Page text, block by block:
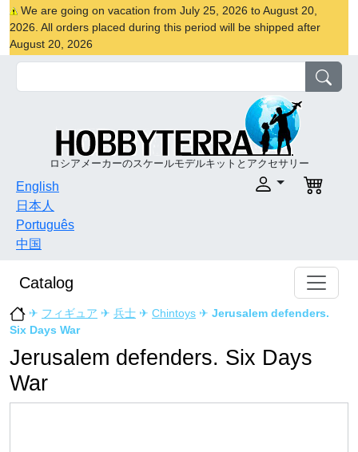
We are going on vacation from July 25, 2026 to August 20,
2026. All orders placed during this period will be shipped after
August 20, 2026
ロシアメーカーのスケールモデルキットとアクセサリー
English
日本人
Português
中国
Catalog
✈ フィギュア ✈ 兵士 ✈ Chintoys ✈ Jerusalem defenders.
Six Days War
Jerusalem defenders. Six Days
War